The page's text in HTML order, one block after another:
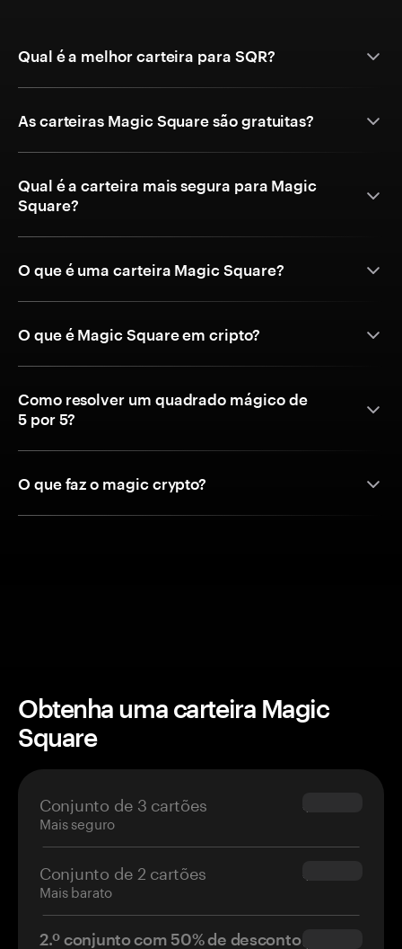
Qual é a melhor carteira para SQR?
As carteiras Magic Square são gratuitas?
Qual é a carteira mais segura para Magic
Square?
O que é uma carteira Magic Square?
O que é Magic Square em cripto?
Como resolver um quadrado mágico de
5 por 5?
O que faz o magic crypto?
Obtenha uma carteira Magic
Square
Conjunto de 3 cartões
Mais seguro
$69.90
Conjunto de 2 cartões
Mais barato
$54.90
2.º conjunto com 50% de desconto$34.95